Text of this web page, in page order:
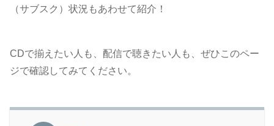
（サブスク）状況もあわせて紹介！
CDで揃えたい人も、配信で聴きたい人も、ぜひこのペー
ジで確認してみてください。